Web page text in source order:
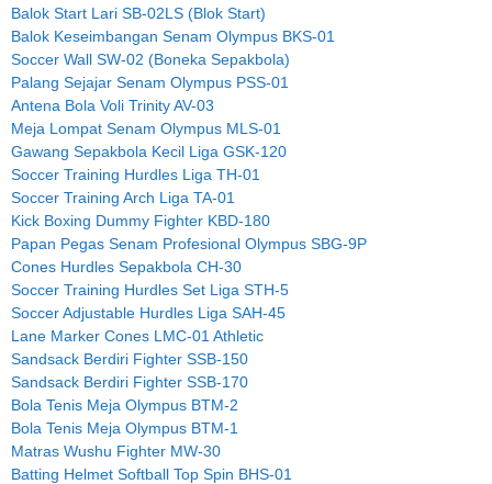
Balok Start Lari SB-02LS (Blok Start)
Balok Keseimbangan Senam Olympus BKS-01
Soccer Wall SW-02 (Boneka Sepakbola)
Palang Sejajar Senam Olympus PSS-01
Antena Bola Voli Trinity AV-03
Meja Lompat Senam Olympus MLS-01
Gawang Sepakbola Kecil Liga GSK-120
Soccer Training Hurdles Liga TH-01
Soccer Training Arch Liga TA-01
Kick Boxing Dummy Fighter KBD-180
Papan Pegas Senam Profesional Olympus SBG-9P
Cones Hurdles Sepakbola CH-30
Soccer Training Hurdles Set Liga STH-5
Soccer Adjustable Hurdles Liga SAH-45
Lane Marker Cones LMC-01 Athletic
Sandsack Berdiri Fighter SSB-150
Sandsack Berdiri Fighter SSB-170
Bola Tenis Meja Olympus BTM-2
Bola Tenis Meja Olympus BTM-1
Matras Wushu Fighter MW-30
Batting Helmet Softball Top Spin BHS-01